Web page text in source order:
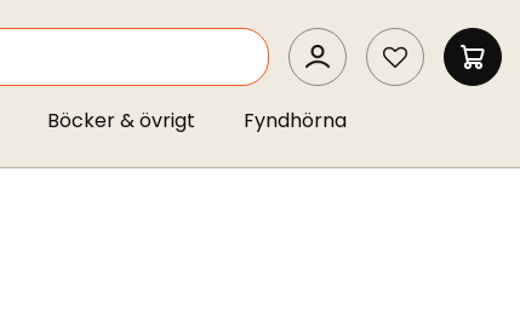
SEARCH
MIN
Böcker & övrigt Fyndhörna